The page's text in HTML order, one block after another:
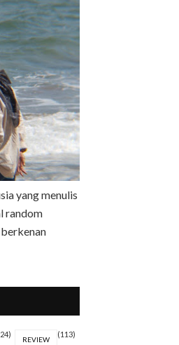
yang menulis
random
REVIEW
(113)